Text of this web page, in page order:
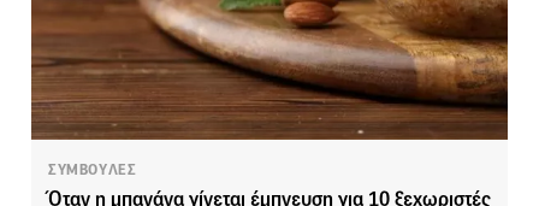
ΣΥΜΒΟΥΛΕΣ
Όταν η μπανάνα γίνεται έμπνευση για 10 ξεχωριστές